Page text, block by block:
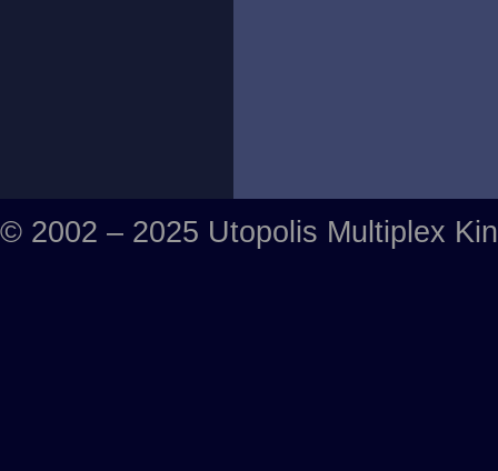
© 2002 – 2025 Utopolis Multiplex